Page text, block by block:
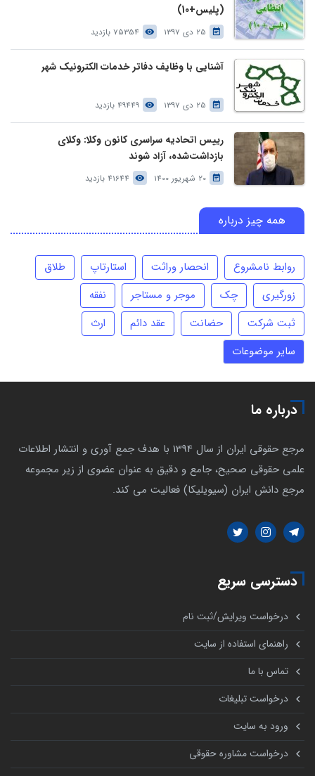
(پلیس+10)
25 دی 1397 75354 بازدید
آشنایی با وظایف دفاتر خدمات الکترونیک شهر
25 دی 1397 49449 بازدید
رییس اتحادیه سراسری کانون وکلا: وکلای
بازداشت‌شده، آزاد شوند
20 شهریور 1400 41644 بازدید
همه چیز درباره
روابط نامشروع انحصار وراثت استارتاپ
طلاق
زورگیری
چک موجر و مستاجر
نفقه
ثبت شرکت
حضانت عقد دائم
ارث
سایر موضوعات
درباره ما
مرجع حقوقی ایران از سال 1394 با هدف جمع آوری و انتشار اطلاعات
علمی حقوقی صحیح، جامع و دقیق به عنوان عضوی از زیر مجموعه
مرجع دانش ایران (سیویلیکا) فعالیت می کند.
دسترسی سریع
درخواست ویرایش/ثبت نام
راهنمای استفاده از سایت
تماس با ما
درخواست تبلیغات
ورود به سایت
درخواست مشاوره حقوقی